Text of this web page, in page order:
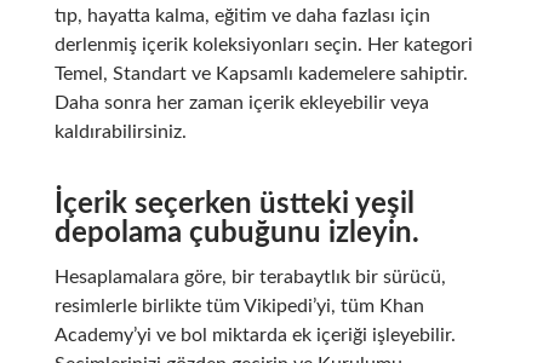
tıp, hayatta kalma, eğitim ve daha fazlası için
derlenmiş içerik koleksiyonları seçin. Her kategori
Temel, Standart ve Kapsamlı kademelere sahiptir.
Daha sonra her zaman içerik ekleyebilir veya
kaldırabilirsiniz.
İçerik seçerken üstteki yeşil
depolama çubuğunu izleyin.
Hesaplamalara göre, bir terabaytlık bir sürücü,
resimlerle birlikte tüm Vikipedi’yi, tüm Khan
Academy’yi ve bol miktarda ek içeriği işleyebilir.